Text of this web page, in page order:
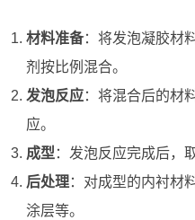
材料准备：将发泡凝胶材
剂按比例混合。
发泡反应：将混合后的材
应。
成型 ：发泡反应完成后，
后处理：对成型的内衬材
涂层等。